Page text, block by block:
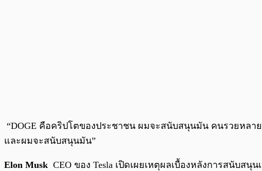
“DOGE คือคริปโตของประชาชน ผมจะสนับสนุนมัน คนรวยหลา
และผมจะสนับสนุนมัน”
Elon Musk CEO ของ Tesla เปิดเผยเหตุผลเบื้องหลังการสนับส